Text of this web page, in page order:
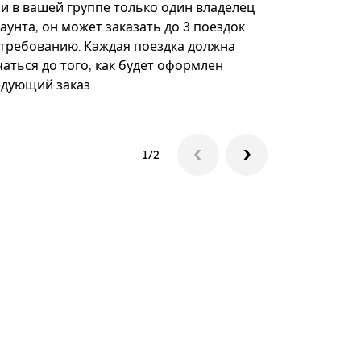
в вашей группе только один владелец
он может заказать до 3 поездок
Каждая поездка должна
до того, как будет оформлен
заказ.
1/2